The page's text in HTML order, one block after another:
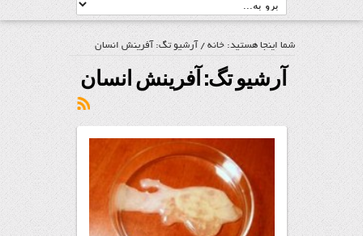
شما اینجا هستید:خانه/ آرشیو تگ: آفرینش انسان
آرشیو تگ:آفرینش انسان